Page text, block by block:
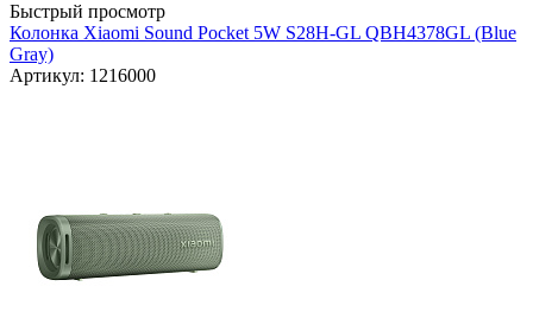
Быстрый просмотр
Колонка Xiaomi Sound Pocket 5W S28H-GL QBH4378GL (Blue
Gray)
Артикул: 1216000